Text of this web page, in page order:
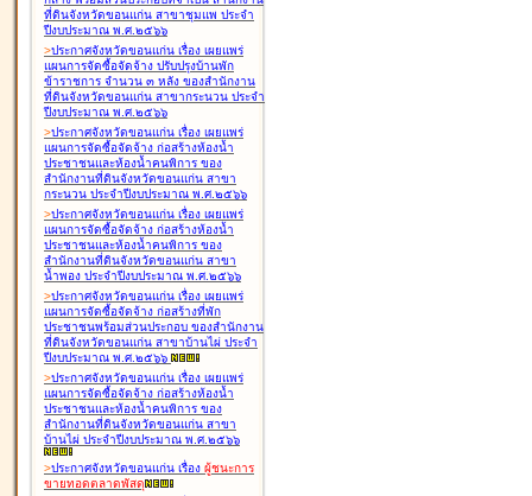
ที่ดินจังหวัดขอนแก่น สาขาชุมแพ ประจำ
ปีงบประมาณ พ.ศ.๒๕๖๖
>ประกาศจังหวัดขอนแก่น เรื่อง เผยแพร่
แผนการจัดซื้อจัดจ้าง ปรับปรุงบ้านพัก
ข้าราชการ จำนวน ๓ หลัง ของสำนักงาน
ที่ดินจังหวัดขอนแก่น สาขากระนวน ประจำ
ปีงบประมาณ พ.ศ.๒๕๖๖
>ประกาศจังหวัดขอนแก่น เรื่อง เผยแพร่
แผนการจัดซื้อจัดจ้าง ก่อสร้างห้องน้ำ
ประชาชนและห้องน้ำคนพิการ ของ
สำนักงานที่ดินจังหวัดขอนแก่น สาขา
กระนวน ประจำปีงบประมาณ พ.ศ.๒๕๖๖
>ประกาศจังหวัดขอนแก่น เรื่อง เผยแพร่
แผนการจัดซื้อจัดจ้าง ก่อสร้างห้องน้ำ
ประชาชนและห้องน้ำคนพิการ ของ
สำนักงานที่ดินจังหวัดขอนแก่น สาขา
น้ำพอง ประจำปีงบประมาณ พ.ศ.๒๕๖๖
>ประกาศจังหวัดขอนแก่น เรื่อง เผยแพร่
แผนการจัดซื้อจัดจ้าง ก่อสร้างที่พัก
ประชาชนพร้อมส่วนประกอบ ของสำนักงาน
ที่ดินจังหวัดขอนแก่น สาขาบ้านไผ่ ประจำ
ปีงบประมาณ พ.ศ.๒๕๖๖
>ประกาศจังหวัดขอนแก่น เรื่อง เผยแพร่
แผนการจัดซื้อจัดจ้าง ก่อสร้างห้องน้ำ
ประชาชนและห้องน้ำคนพิการ ของ
สำนักงานที่ดินจังหวัดขอนแก่น สาขา
บ้านไผ่ ประจำปีงบประมาณ พ.ศ.๒๕๖๖
>ประกาศจังหวัดขอนแก่น เรื่อง ผู้ชนะการ
ขายทอดตลาดพัสดุ